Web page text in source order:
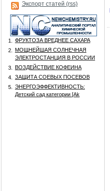
Экспорт статей (rss)
1.
ФРУКТОЗА ВРЕДНЕЕ САХАРА
2.
МОЩНЕЙШАЯ СОЛНЕЧНАЯ
ЭЛЕКТРОСТАНЦИЯ В РОССИИ
3.
ВОЗДЕЙСТВИЕ КОФЕИНА
4.
ЗАЩИТА СОЕВЫХ ПОСЕВОВ
5.
ЭНЕРГОЭФФЕКТИВНОСТЬ:
Детский сад категории [Аk